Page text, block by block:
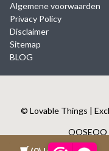
Algemene voorwaarden
Privacy Policy
Disclaimer
Sitemap
BLOG
© Lovable Things |
OOSEOO